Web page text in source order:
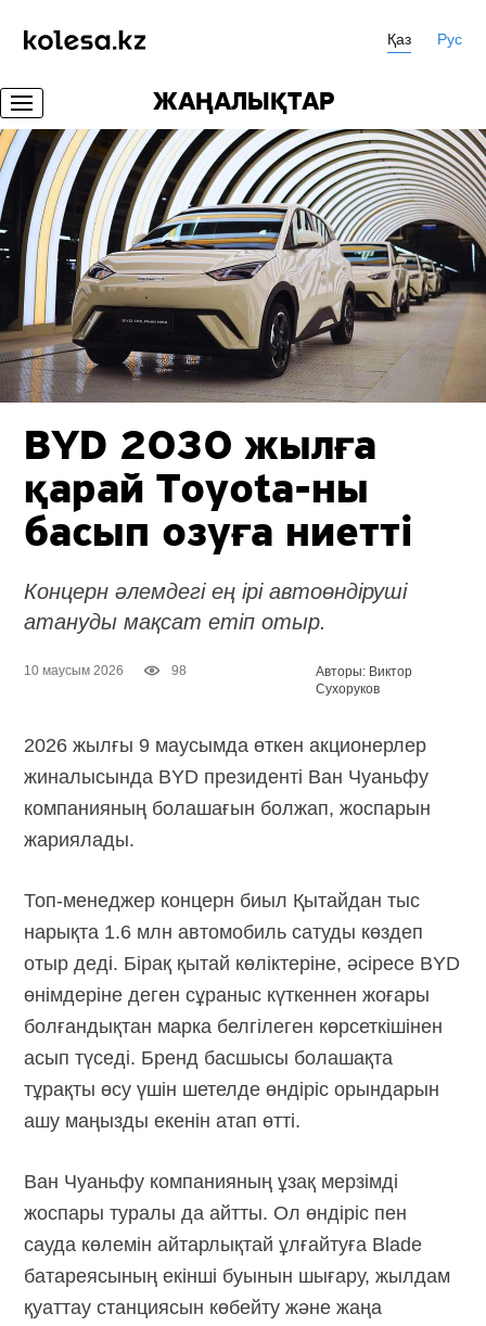
Қаз Рус
ЖАҢАЛЫҚТАР
BYD 2030 жылға
қарайToyota-ны
басып озуға ниетті
Концерн әлемдегі ең ірі автоөндіруші
атануды мақсат етіп отыр.
10 маусым 2026 98
Авторы: Виктор
Сухоруков
2026 жылғы 9 маусымда өткен акционерлер
жиналысында BYD президенті Ван Чуаньфу
компанияның болашағын болжап, жоспарын
жариялады.
Топ-менеджер концерн биыл Қытайдан тыс
нарықта 1.6 млн автомобиль сатуды көздеп
отыр деді. Бірақ қытай көліктеріне, әсіресе BYD
өнімдеріне деген сұраныс күткеннен жоғары
болғандықтан марка белгілеген көрсеткішінен
асып түседі. Бренд басшысы болашақта
тұрақты өсу үшін шетелде өндіріс орындарын
ашу маңызды екенін атап өтті.
Ван Чуаньфу компанияның ұзақ мерзімді
жоспары туралы да айтты. Ол өндіріс пен
сауда көлемін айтарлықтай ұлғайтуға Blade
батареясының екінші буынын шығару, жылдам
қуаттау станциясын көбейту және жаңа